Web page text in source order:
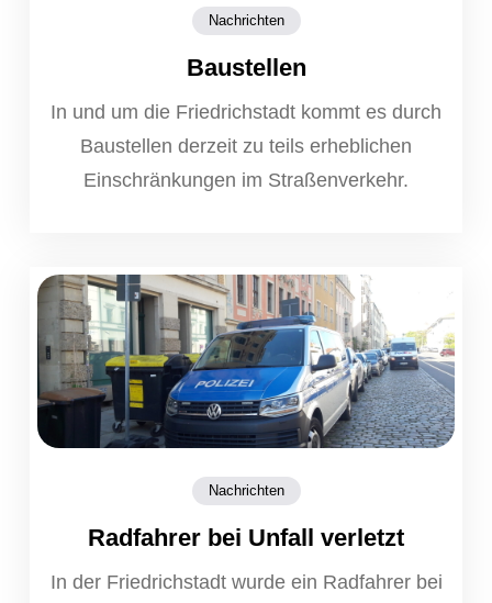
Nachrichten
Baustellen
In und um die Friedrichstadt kommt es durch
Baustellen derzeit zu teils erheblichen
Einschränkungen im Straßenverkehr.
Nachrichten
Radfahrer bei Unfall verletzt
In der Friedrichstadt wurde ein Radfahrer bei